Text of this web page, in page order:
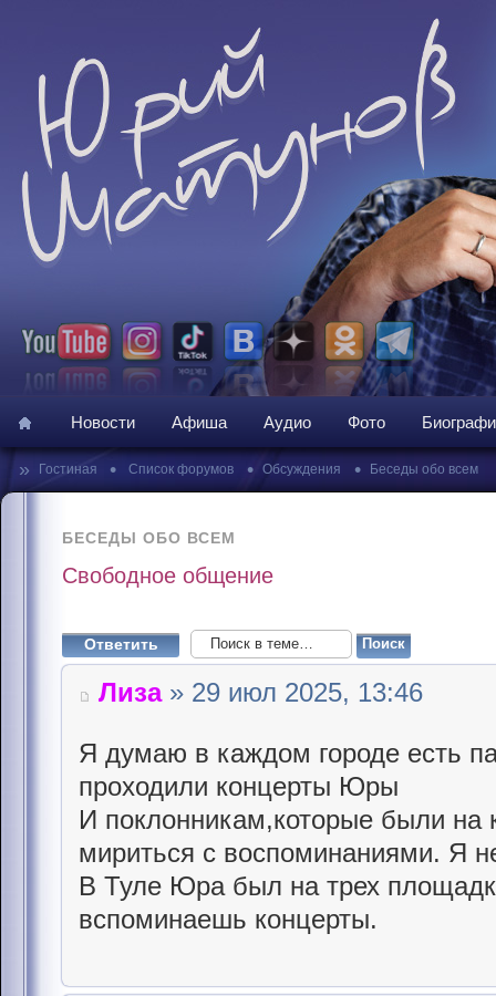
Новости Афиша Аудио Фото
» Гостиная • Список форумов • Обсуждения • Беседы обо всем
БЕСЕДЫ ОБО ВСЕМ
Свободное общение
Ответить
Лиза» 29 июл 2025, 13:46
Я думаю в каждом городе есть
проходили концерты Юры
И поклонникам,которые были на
мириться с воспоминаниями. Я
В Туле Юра был на трех
вспоминаешь концерты.